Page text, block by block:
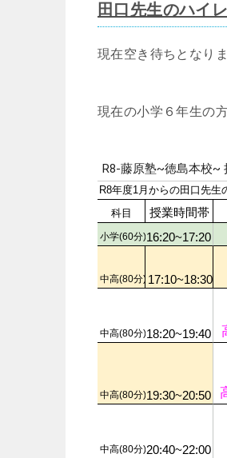
田口先生のハイ
現在空き待ちとなり
現在の小学６年生の